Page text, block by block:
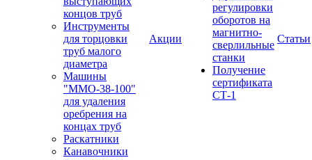
концов труб
Инструменты
для торцовки
труб малого
диаметра
Машины
"ММО-38-100"
для удаления
оребрения на
концах труб
Раскатники
Канавочники
Акции
регулировки
оборотов на
магнитно-
сверлильные
станки
Получение
сертификата
СТ-1
Статьи